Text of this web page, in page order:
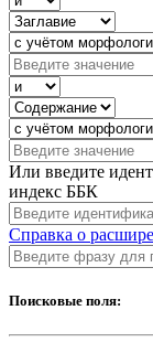
Или введите
индекс ББК
Справка о
Поисковые поля: